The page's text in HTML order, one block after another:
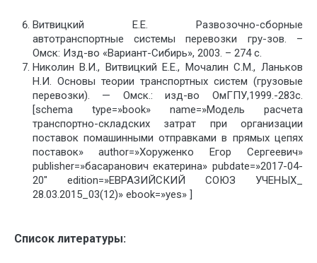
Витвицкий Е.Е. Развозочно-сборные
автотранспортные системы перевозки гру-зов. –
Омск: Изд-во «Вариант-Сибирь», 2003. – 274 с.
Николин В.И., Витвицкий Е.Е., Мочалин С.М., Ланьков
Н.И. Основы теории транспортных систем (грузовые
перевозки). — Омск.: изд-во ОмГПУ,1999.-283с.
[schema type=»book» name=»Модель расчета
транспортно-складских затрат при организации
поставок помашинными отправками в прямых цепях
поставок» author=»Хоруженко Егор Сергеевич»
publisher=»басаранович екатерина» pubdate=»2017-04-
20″ edition=»ЕВРАЗИЙСКИЙ СОЮЗ УЧЕНЫХ_
28.03.2015_03(12)» ebook=»yes» ]
Список литературы: